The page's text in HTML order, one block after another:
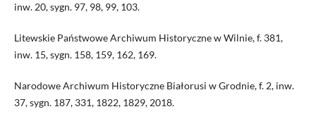
inw. 20, sygn. 97, 98, 99, 103.
Litewskie Państwowe Archiwum Historyczne w Wilnie, f. 381,
inw. 15, sygn. 158, 159, 162, 169.
Narodowe Archiwum Historyczne Białorusi w Grodnie, f. 2, inw.
37, sygn. 187, 331, 1822, 1829, 2018.